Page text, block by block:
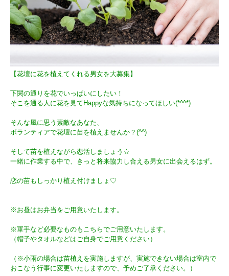
【花壇に花を植えてくれる男女を大募集】
下関の通りを花でいっぱいにしたい！
そこを通る人に花を見てHappyな気持ちになってほしい(*^^*)
そんな風に思う素敵なあなた、
ボランティアで花壇に苗を植えませんか？(^^)
そして苗を植えながら恋活しましょう☆
一緒に作業する中で、きっと将来協力し合える男女に出会えるはず。
恋の苗もしっかり植え付けましょ♡
※お昼はお弁当をご用意いたします。
※軍手など必要なものもこちらでご用意いたします。
（帽子やタオルなどはご自身でご用意ください）
（※小雨の場合は苗植えを実施しますが、実施できない場合は室内で
おこなう行事に変更いたしますので、予めご了承ください。）